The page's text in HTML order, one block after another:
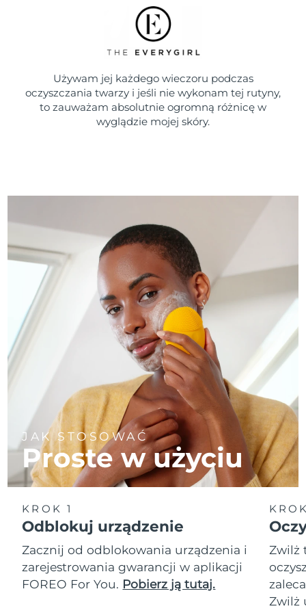
Używam jej każdego wieczoru podczas
oczyszczania twarzy i jeśli nie wykonam tej rutyny,
to zauważam absolutnie ogromną różnicę w
wyglądzie mojej skóry.
JAK STOSOWAĆ
Proste w użyciu
KROK 1
Odblokuj urządzenie
Zacznij od odblokowania urządzenia i
zarejestrowania gwarancji w aplikacji
FOREO For You. Pobierz ją tutaj.
Zwilż
Zwilż